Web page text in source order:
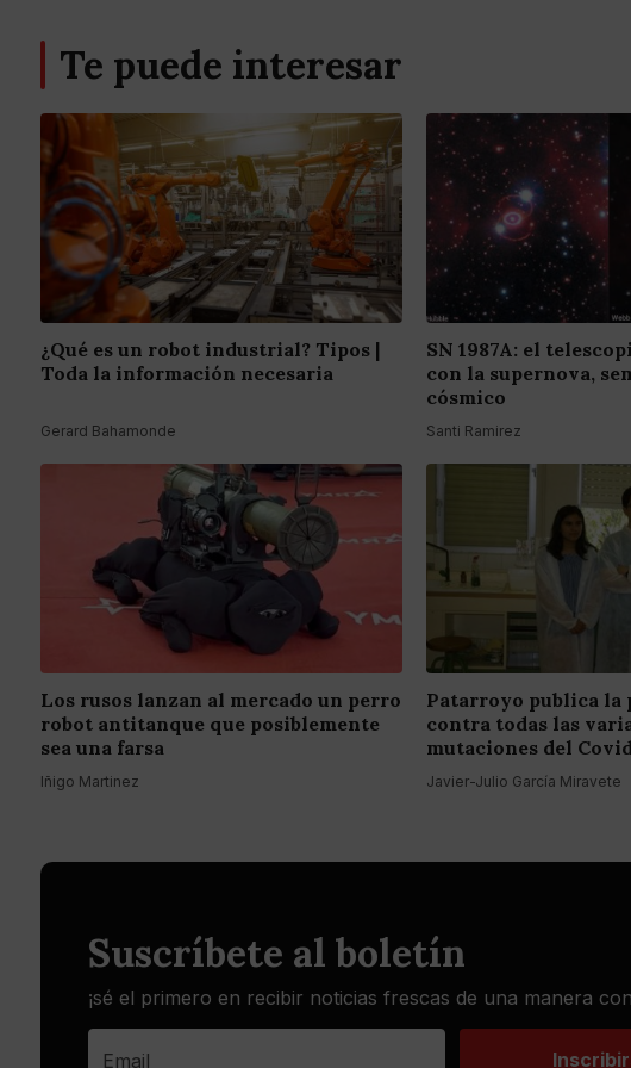
Te puede interesar
¿Qué es un robot industrial? Tipos |
Toda la información necesaria
Gerard Bahamonde
SN 1987A: el
con la supernova,
cósmico
Santi Ramirez
Los rusos lanzan al mercado un perro
robot antitanque que posiblemente
sea una farsa
Iñigo Martinez
Patarroyo publica la
contra todas las
mutaciones del Covid
Javier-Julio García Miravete
Suscríbete al boletín
¡sé el primero en recibir noticias frescas de una manera